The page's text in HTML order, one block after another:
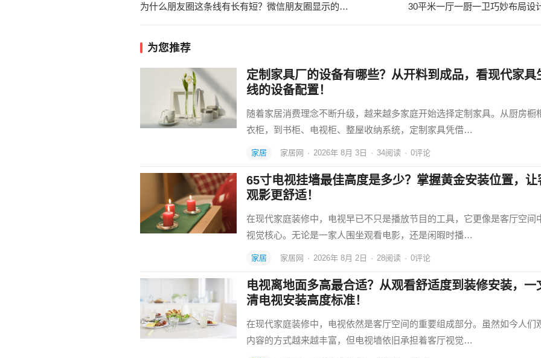
为什么朋友圈这条线有长有短？微信朋友圈显示的横线为啥有长有短？
30平米一厅一厨一卫巧妙布局设
为您推荐
定制家具厂的设备有哪些？从开料到成品，看现代家具
线的设备配置！
随着家居消费理念不断升级，越来越多家庭开始选择定制家具。从厨房橱
衣柜，到书柜、电视柜、整屋收纳系统，定制家具凭借…
家居 家居网 · 2026年 8月 3日 · 34阅读 · 0评论
65寸电视挂墙最佳高度是多少？掌握黄金安装位置，让
观影更舒适！
在现代家庭装修中，电视早已不只是播放节目的工具，它更像是客厅空间
视觉核心。无论是一家人围坐观看电影，还是闲暇时播…
家居 家居网 · 2026年 8月 2日 · 28阅读 · 0评论
电视离地面多高最合适？从观看舒适度到装修安装，一
清电视安装高度标准！
在现代家庭装修中，电视依然是客厅空间的重要组成部分。虽然如今人们
内容的方式越来越丰富，但电视墙依旧承担着客厅视觉…